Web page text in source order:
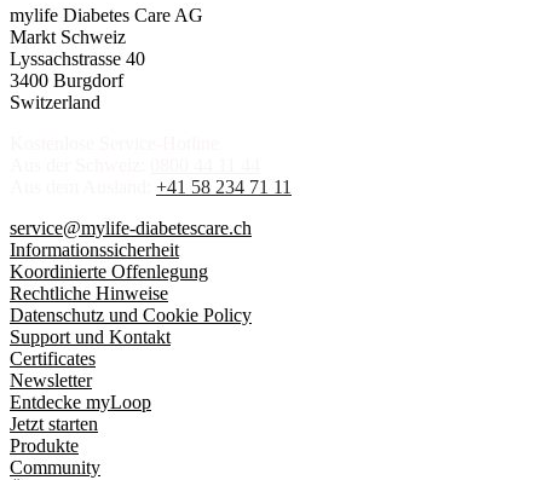
mylife Diabetes Care AG
Markt Schweiz
Lyssachstrasse 40
3400 Burgdorf
Switzerland
+41 58 234 71 11
service@mylife-diabetescare.ch
Informationssicherheit
Koordinierte Offenlegung
Rechtliche Hinweise
Datenschutz und Cookie Policy
Support und Kontakt
Certificates
Newsletter
Entdecke myLoop
Jetzt starten
Produkte
Community